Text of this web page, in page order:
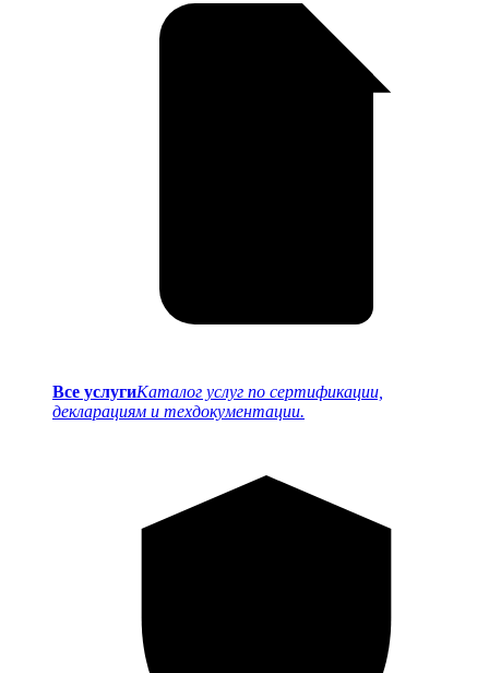
Все услугиКаталог услуг по сертификации,
декларациям и техдокументации.